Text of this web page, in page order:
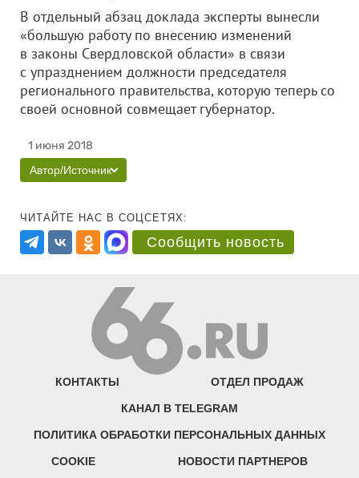
В отдельный абзац доклада эксперты вынесли
«большую работу по внесению изменений
в законы Свердловской области» в связи
с упразднением должности председателя
регионального правительства, которую теперь со
своей основной совмещает губернатор.
1 июня 2018
Автор/Источник
ЧИТАЙТЕ НАС В СОЦСЕТЯХ:
Сообщить новость
КОНТАКТЫ ОТДЕЛ ПРОДАЖ
КАНАЛ В TELEGRAM
ПОЛИТИКА ОБРАБОТКИ ПЕРСОНАЛЬНЫХ ДАННЫХ
COOKIE НОВОСТИ ПАРТНЕРОВ